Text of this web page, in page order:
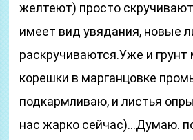
желтеют) просто
имеет вид увядания, новые
раскручиваются.Уже и грунт
корешки в марганцовке
подкармливаю, и листья
нас жарко сейчас)…Думаю.